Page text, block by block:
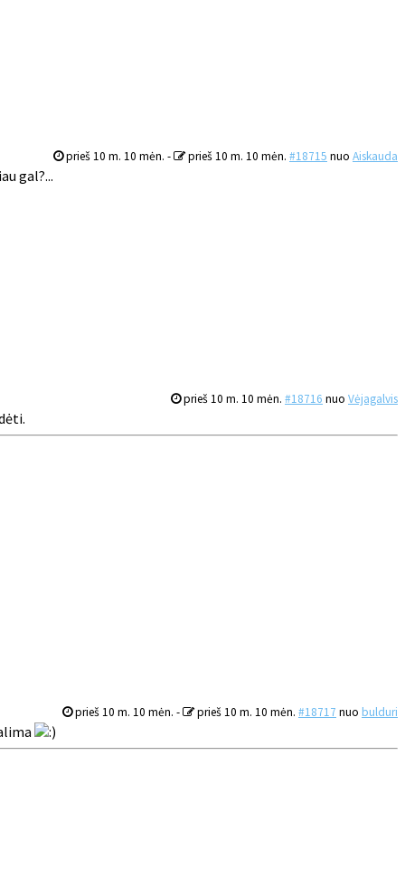
prieš 10 m. 10 mėn. - prieš 10 m. 10 mėn. #18715 nuo Aiskauda
gal?...
prieš 10 m. 10 mėn. #18716 nuo Vėjagalvis
prieš 10 m. 10 mėn. - prieš 10 m. 10 mėn. #18717 nuo bulduri